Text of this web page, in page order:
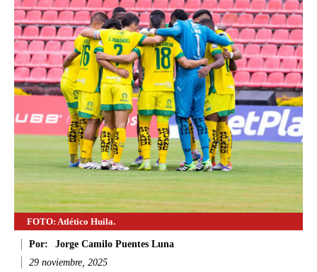
FOTO: Atlético Huila.
Por:
Jorge Camilo Puentes Luna
29 noviembre, 2025